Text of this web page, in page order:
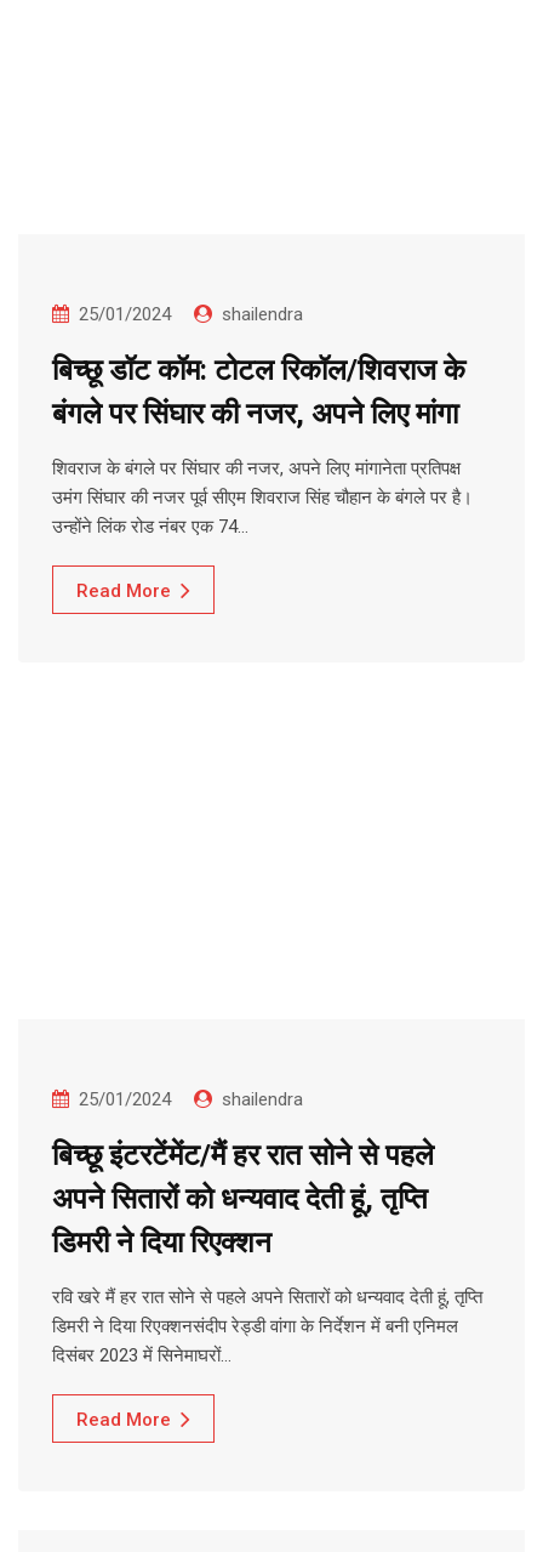
25/01/2024 shailendra
बिच्छू डॉट कॉम: टोटल रिकॉल/शिवराज के
बंगले पर सिंघार की नजर, अपने लिए मांगा
शिवराज के बंगले पर सिंघार की नजर, अपने लिए मांगानेता प्रतिपक्ष
उमंग सिंघार की नजर पूर्व सीएम शिवराज सिंह चौहान के बंगले पर है।
उन्होंने लिंक रोड नंबर एक 74…
Read More
25/01/2024 shailendra
बिच्छू इंटरटेंमेंट/मैं हर रात सोने से पहले
अपने सितारों को धन्यवाद देती हूं, तृप्ति
डिमरी ने दिया रिएक्शन
रवि खरे मैं हर रात सोने से पहले अपने सितारों को धन्यवाद देती हूं, तृप्ति
डिमरी ने दिया रिएक्शनसंदीप रेड्डी वांगा के निर्देशन में बनी एनिमल
दिसंबर 2023 में सिनेमाघरों…
Read More